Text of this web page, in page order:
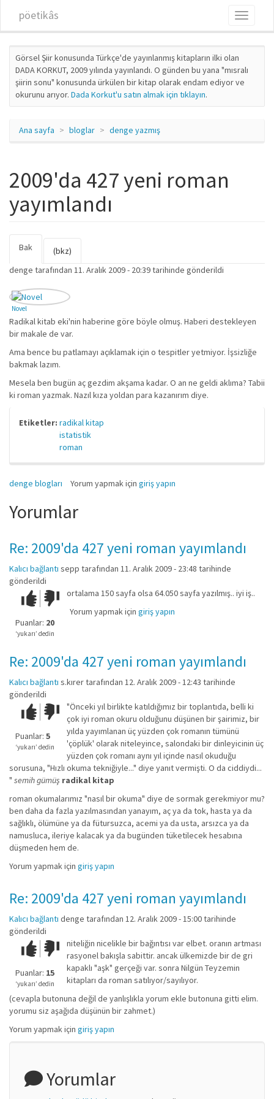
pöetikâs
Toggle
Görsel Şiir konusunda Türkçe'de yayınlanmış kitapların ilki olan
DADA KORKUT, 2009 yılında yayınlandı. O günden bu yana "mısralı
şiirin sonu" konusunda ürkülen bir kitap olarak endam ediyor ve
okurunu arıyor. Dada Korkut'u satın almak için tıklayın.
Ana sayfa bloglar denge yazmış
2009'da 427 yeni roman
yayımlandı
Birincil sekmeler
Bak
sekme)
(bkz)
denge tarafından 11. Aralık 2009 - 20:39 tarihinde gönderildi
Novel
Radikal kitab eki'nin haberine göre böyle olmuş. Haberi destekleyen
bir makale de var.
Ama bence bu patlamayı açıklamak için o tespitler yetmiyor. İşsizliğe
bakmak lazım.
Mesela ben bugün aç gezdim akşama kadar. O an ne geldi aklıma? Tabii
ki roman yazmak. Nazıl kıza yoldan para kazanırım diye.
Etiketler: radikal kitap
istatistik
roman
denge blogları Yorum yapmak için giriş yapın
Yorumlar
Re: 2009'da 427 yeni roman yayımlandı
Kalıcı bağlantı sepp tarafından 11. Aralık 2009 - 23:48 tarihinde
gönderildi
Çok iyi!O
kadar
iyi
değil!
Puanlar: 20
‘yukarı’ dedin
ortalama 150 sayfa olsa 64.050 sayfa yazılmış.. iyi iş..
Yorum yapmak için giriş yapın
Re: 2009'da 427 yeni roman yayımlandı
Kalıcı bağlantı s.kırertarafından 12. Aralık 2009 - 12:43 tarihinde
gönderildi
Çok iyi!O
kadar
iyi
değil!
Puanlar: 5
‘yukarı’ dedin
"Önceki yıl birlikte katıldığımız bir toplantıda, belli ki
çok iyi roman okuru olduğunu düşünen bir şairimiz, bir
yılda yayımlanan üç yüzden çok romanın tümünü
'çöplük' olarak niteleyince, salondaki bir dinleyicinin üç
yüzden çok romanı aynı yıl içinde nasıl okuduğu
sorusuna, "Hızlı okuma tekniğiyle..." diye yanıt vermişti. O da ciddiydi...
" semih gümüş radikal kitap
roman okumalarımız "nasıl bir okuma" diye de sormak gerekmiyor mu?
ben daha da fazla yazılmasından yanayım, aç ya da tok, hasta ya da
sağlıklı, ölümüne ya da fütursuzca, acemi ya da usta, arsızca ya da
namusluca, ileriye kalacak ya da bugünden tüketilecek hesabına
düşmeden hem de.
Yorum yapmak için giriş yapın
Re: 2009'da 427 yeni roman yayımlandı
Kalıcı bağlantı denge tarafından 12. Aralık 2009 - 15:00 tarihinde
gönderildi
Çok iyi!O
kadar
iyi
değil!
Puanlar: 15
‘yukarı’ dedin
niteliğin nicelikle bir bağıntısı var elbet. oranın artması
rasyonel bakışla sabittir. ancak ülkemizde bir de gri
kapaklı "aşk" gerçeği var. sonra Nilgün Teyzemin
kitapları da roman satılıyor/sayılıyor.
(cevapla butonuna değil de yanlışlıkla yorum ekle butonuna gitti elim.
yorumu siz aşağıda düşünün bir zahmet.)
Yorum yapmak için giriş yapın
Yorumlar